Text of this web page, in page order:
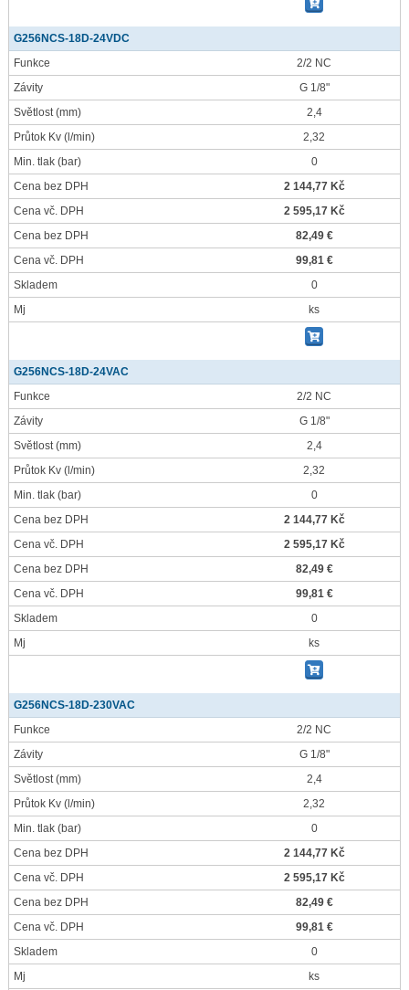
G256NCS-18D-24VDC
Funkce
2/2 NC
Závity
G 1/8"
Světlost(mm)
2,4
Průtok Kv (l/min)
2,32
Min. tlak (bar)
0
Cena bez DPH
2 144,77 Kč
Cena vč. DPH
2 595,17 Kč
Cena bez DPH
82,49 €
Cena vč. DPH
99,81 €
Skladem
0
Mj
ks
G256NCS-18D-24VAC
Funkce
2/2 NC
Závity
G 1/8"
Světlost(mm)
2,4
Průtok Kv (l/min)
2,32
Min. tlak (bar)
0
Cena bez DPH
2 144,77 Kč
Cena vč. DPH
2 595,17 Kč
Cena bez DPH
82,49 €
Cena vč. DPH
99,81 €
Skladem
0
Mj
ks
G256NCS-18D-230VAC
Funkce
2/2 NC
Závity
G 1/8"
Světlost(mm)
2,4
Průtok Kv (l/min)
2,32
Min. tlak (bar)
0
Cena bez DPH
2 144,77 Kč
Cena vč. DPH
2 595,17 Kč
Cena bez DPH
82,49 €
Cena vč. DPH
99,81 €
Skladem
0
Mj
ks